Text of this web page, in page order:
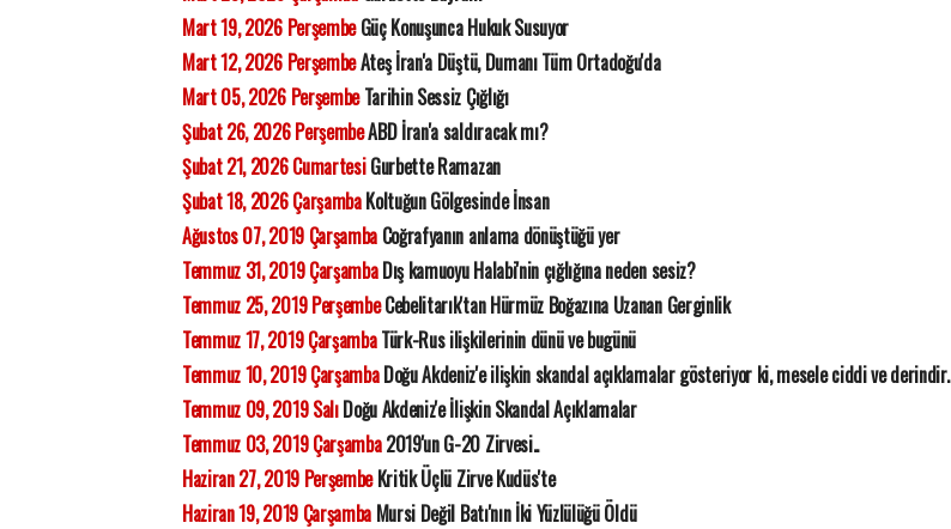
Mart 19, 2026 PerşembeGüç Konuşunca Hukuk Susuyor
Mart 12, 2026 PerşembeAteş İran'a Düştü, Dumanı Tüm Ortadoğu'da
Mart 05, 2026 PerşembeTarihin Sessiz Çığlığı
Şubat 26, 2026 PerşembeABD İran'a saldıracak mı?
Şubat 21, 2026 CumartesiGurbette Ramazan
Şubat 18, 2026 ÇarşambaKoltuğun Gölgesinde İnsan
Ağustos 07, 2019 Çarşamba Coğrafyanın anlama dönüştüğü yer
Temmuz 31, 2019 ÇarşambaDış kamuoyu Halabi'nin çığlığına neden sesiz?
Temmuz 25, 2019 PerşembeCebelitarık'tan Hürmüz Boğazına Uzanan Gerginlik
Temmuz 17, 2019 ÇarşambaTürk-Rus ilişkilerinin dünü ve bugünü
Temmuz 10, 2019 ÇarşambaDoğu Akdeniz'e ilişkin skandal açıklamalar gösteriyor ki, mesele ciddi ve derindir.
Temmuz 09, 2019 SalıDoğu Akdeniz'e İlişkin Skandal Açıklamalar
Temmuz 03, 2019 Çarşamba2019'un G-20 Zirvesi..
Haziran 27, 2019 PerşembeKritik Üçlü Zirve Kudüs'te
Haziran 19, 2019 Çarşamba Mursi Değil Batı'nın İki Yüzlülüğü Öldü